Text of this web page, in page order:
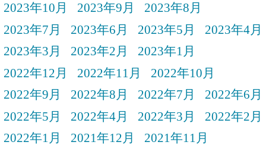
2023年10月
2023年9月
2023年8月
2023年7月
2023年6月 2023年5月
2023年4月
2023年3月
2023年2月
2023年1月
2022年12月
2022年11月
2022年10月
2022年9月
2022年8月 2022年7月
2022年6月
2022年5月
2022年4月 2022年3月
2022年2月
2022年1月
2021年12月
2021年11月